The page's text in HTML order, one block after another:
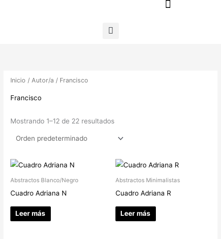
Inicio / Autor/a / Francisco
Francisco
Mostrando 1–12 de 22 resultados
Abstractos Blanco/Negro
Cuadro Adriana N
Leer más
Abstractos Minimalistas
Cuadro Adriana R
Leer más